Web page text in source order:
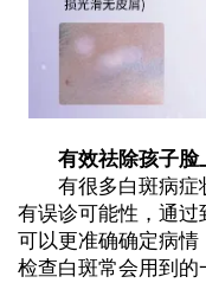
有效祛除孩子脸
有很多白斑病症
有误诊可能性，通过
可以更准确确定病
检查白斑常会用到的